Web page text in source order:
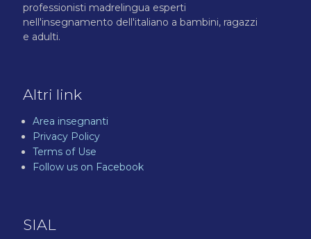
professionisti madrelingua esperti
nell'insegnamento dell'italiano a bambini, ragazzi
e adulti.
Altri link
Area insegnanti
Privacy Policy
Terms of Use
Follow us on Facebook
SIAL